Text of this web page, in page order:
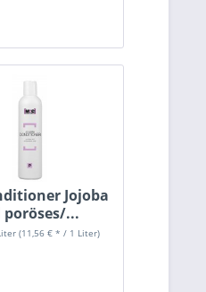
Jojoba
poröses/...
(11,56 € * / 1 Liter)